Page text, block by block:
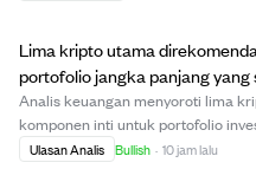
Lima kripto utama
portofolio jangka panjang yang
Analis keuangan menyoroti lima
komponen inti untuk portofolio
yang seimbang. Bitcoin menjadi
Ulasan Analis Bullish · 10 jam lalu